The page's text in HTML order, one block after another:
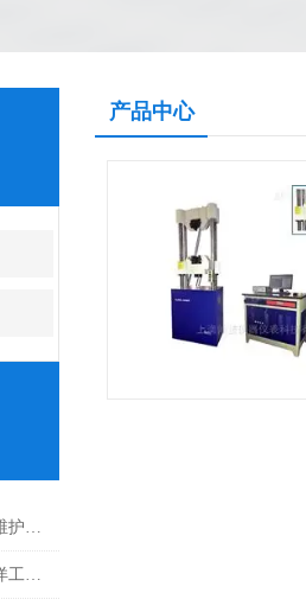
纺织材料拉力试验机的日常维护和保养方法有哪些？
螺栓拉拔试验机在船舶与海洋工程领域的具体应用有哪些？
产品中心